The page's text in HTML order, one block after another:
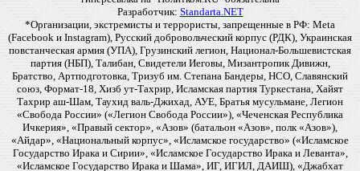
Разработчик: Standarta.NET
*Организации, экстремисты и террористы, запрещенные в РФ: Meta
(Facebook и Instagram), Русский добровольческий корпус (РДК), Украинская
повстанческая армия (УПА), Грузинский легион, Национал-Большевистская
партия (НБП), Талибан, Свидетели Иеговы, Мизантропик Дивижн,
Братство, Артподготовка, Тризуб им. Степана Бандеры, НСО, Славянский
союз, Формат-18, Хизб ут-Тахрир, Исламская партия Туркестана, Хайят
Тахрир аш-Шам, Таухид валь-Джихад, АУЕ, Братья мусульмане, Легион
«Свобода России» («Легион Свобода России»), «Чеченская Республика
Ичкерия», «Правый сектор», «Азов» (батальон «Азов», полк «Азов»),
«Айдар», «Национальный корпус», «Исламское государство» («Исламское
Государство Ирака и Сирии», «Исламское Государство Ирака и Леванта»,
«Исламское Государство Ирака и Шама», ИГ, ИГИЛ, ДАИШ), «Джабхат